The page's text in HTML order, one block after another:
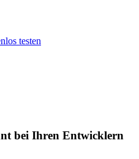
testen
bei Ihren Entwicklern